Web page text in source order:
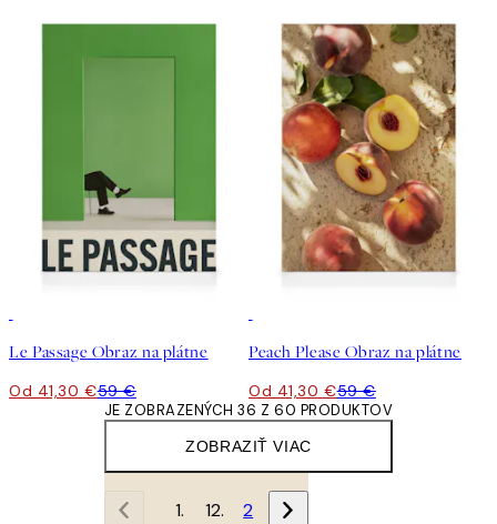
Le Passage Obraz na plátne
Od 41,30 €59 €
Peach Please Obraz na plátne
Od 41,30 €59 €
ZOBRAZIŤ VIAC
JE ZOBRAZENÝCH 36 Z 60 PRODUKTOV
1 2